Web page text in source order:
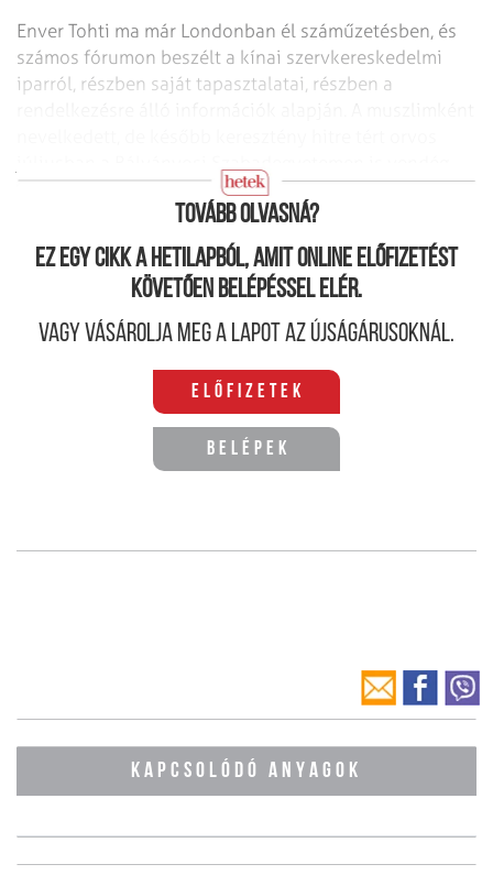
Enver Tohti ma már Londonban él száműzetésben, és
számos fórumon beszélt a kínai szervkereskedelmi
iparról, részben saját tapasztalatai, részben a
Tovább olvasná?
Ez egy cikk a hetilapból, amit online előfizetést
követően belépéssel elér.
Vagy vásárolja meg a lapot az újságárusoknál.
Előfizetek
Belépek
KAPCSOLÓDÓ ANYAGOK